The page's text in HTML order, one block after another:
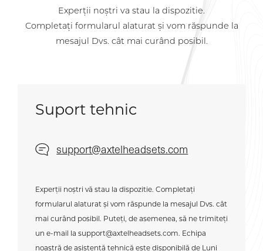
Experții noștri va stau la dispozitie.
Completați formularul alaturat și vom răspunde la
mesajul Dvs. cât mai curând posibil.
Suport tehnic
support@axtelheadsets.com
Experții noștri vă stau la dispozitie. Completați
formularul alaturat și vom răspunde la mesajul Dvs. cât
mai curând posibil. Puteți, de asemenea, să ne trimiteți
un e-mail la support@axtelheadsets.com. Echipa
noastră de asistență tehnică este disponibilă de Luni